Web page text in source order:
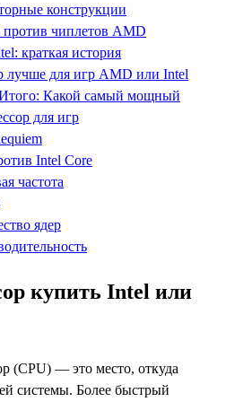
конструкции
чиплетов AMD
краткая история
лучше для игр AMD или Intel
Какой самый мощный
для игр
Intel Core
частота
ядер
купить Intel или
(CPU) — это место, откуда
системы. Более быстрый